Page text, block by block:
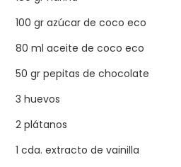
100 gr azúcar de coco eco
80 ml aceite de coco eco
50 gr pepitas de chocolate
3 huevos
2 plátanos
1 cda. extracto de vainilla